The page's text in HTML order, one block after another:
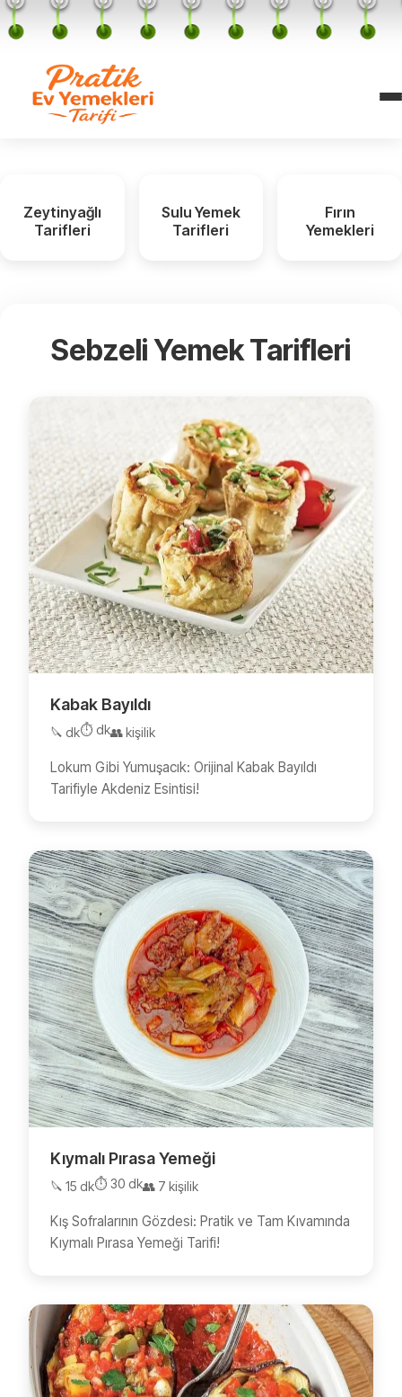
Zeytinyağlı
Tarifleri
Sulu Yemek
Tarifleri
Fırın
Yemekleri
Sebzeli Yemek Tarifleri
Kabak Bayıldı
🔪 dk⏱️ dk👥 kişilik
Lokum Gibi Yumuşacık: Orijinal Kabak Bayıldı
Tarifiyle Akdeniz Esintisi!
Kıymalı Pırasa Yemeği
🔪 15 dk⏱️ 30 dk👥 7 kişilik
Kış Sofralarının Gözdesi: Pratik ve Tam Kıvamında
Kıymalı Pırasa Yemeği Tarifi!